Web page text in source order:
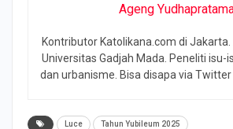
Ageng
Kontributor Katolikana.com di Jakarta.
Universitas Gadjah Mada. Peneliti isu-
dan urbanisme. Bisa disapa via
Luce Tahun Yubileum 2025